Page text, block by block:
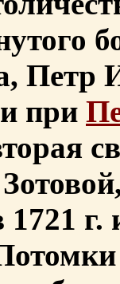
Петр
при
1721